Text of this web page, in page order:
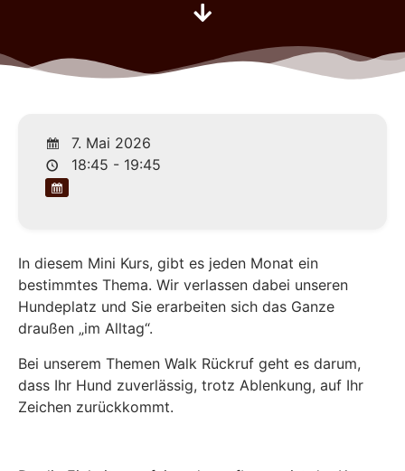
7. Mai 2026
18:45 - 19:45
In diesem Mini Kurs, gibt es jeden Monat ein
bestimmtes Thema. Wir verlassen dabei unseren
Hundeplatz und Sie erarbeiten sich das Ganze
draußen „im Alltag“.
Bei unserem Themen Walk Rückruf geht es darum,
dass Ihr Hund zuverlässig, trotz Ablenkung, auf Ihr
Zeichen zurückkommt.